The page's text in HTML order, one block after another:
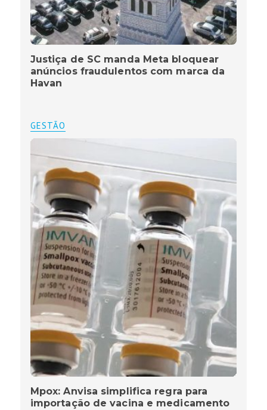
Justiça de SC manda Meta bloquear
anúncios fraudulentos com marca da
Havan
GESTÃO
Mpox: Anvisa simplifica regra para
importação de vacina e medicamento